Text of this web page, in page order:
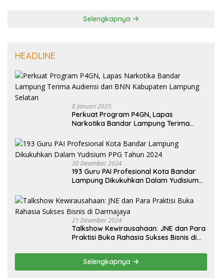
Selengkapnya
HEADLINE
8 Januari 2025
Perkuat Program P4GN, Lapas
Narkotika Bandar Lampung Terima
Selatan
30 Desember 2024
193 Guru PAI Profesional Kota Bandar
Lampung Dikukuhkan Dalam Yudisium
21 Desember 2024
Talkshow Kewirausahaan: JNE dan Para
Praktisi Buka Rahasia Sukses Bisnis di
Selengkapnya